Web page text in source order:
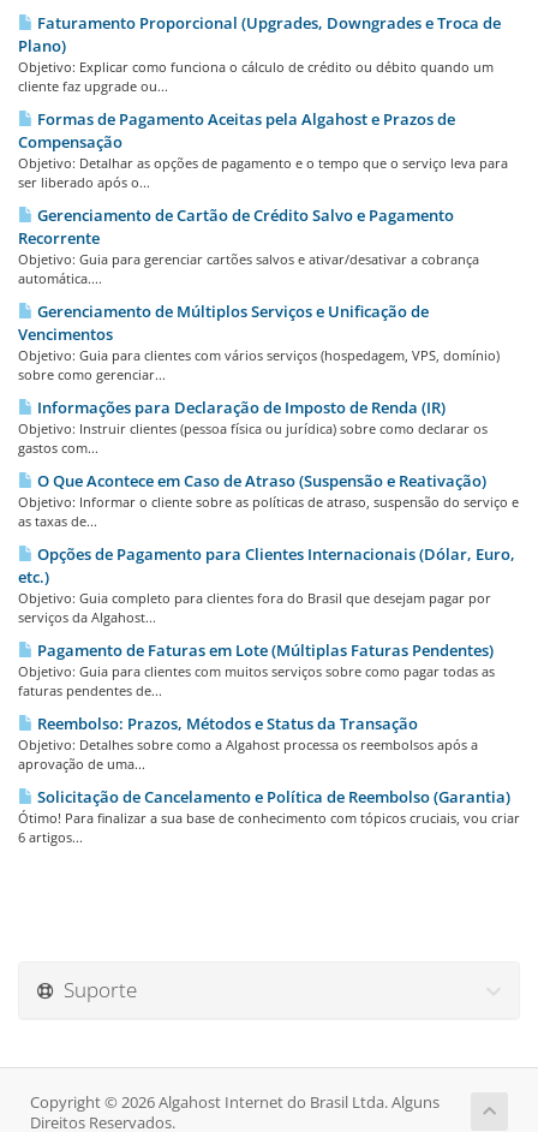
Faturamento Proporcional (Upgrades, Downgrades e Troca de
Plano)
Objetivo: Explicar como funciona o cálculo de crédito ou débito quando um
cliente faz upgrade ou...
Formas de Pagamento Aceitas pela Algahost e Prazos de
Compensação
Objetivo: Detalhar as opções de pagamento e o tempo que o serviço leva para
ser liberado após o...
Gerenciamento de Cartão de Crédito Salvo e Pagamento
Recorrente
Objetivo: Guia para gerenciar cartões salvos e ativar/desativar a cobrança
automática....
Gerenciamento de Múltiplos Serviços e Unificação de
Vencimentos
Objetivo: Guia para clientes com vários serviços (hospedagem, VPS, domínio)
sobre como gerenciar...
Informações para Declaração de Imposto de Renda (IR)
Objetivo: Instruir clientes (pessoa física ou jurídica) sobre como declarar os
gastos com...
O Que Acontece em Caso de Atraso (Suspensão e Reativação)
Objetivo: Informar o cliente sobre as políticas de atraso, suspensão do serviço e
as taxas de...
Opções de Pagamento para Clientes Internacionais (Dólar, Euro,
etc.)
Objetivo: Guia completo para clientes fora do Brasil que desejam pagar por
serviços da Algahost...
Pagamento de Faturas em Lote (Múltiplas Faturas Pendentes)
Objetivo: Guia para clientes com muitos serviços sobre como pagar todas as
faturas pendentes de...
Reembolso: Prazos, Métodos e Status da Transação
Objetivo: Detalhes sobre como a Algahost processa os reembolsos após a
aprovação de uma...
Solicitação de Cancelamento e Política de Reembolso (Garantia)
Ótimo! Para finalizar a sua base de conhecimento com tópicos cruciais, vou criar
6 artigos...
Suporte
Copyright © 2026 Algahost Internet do Brasil Ltda. Alguns
Direitos Reservados.